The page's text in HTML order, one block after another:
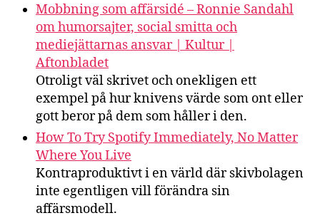
Mobbning som affärsidé – Ronnie Sandahl
om humorsajter, social smitta och
mediejättarnas ansvar | Kultur |
Aftonbladet
Otroligt väl skrivet och onekligen ett
exempel på hur knivens värde som ont eller
gott beror på dem som håller i den.
How To Try Spotify Immediately, No Matter
Where You Live
Kontraproduktivt i en värld där skivbolagen
inte egentligen vill förändra sin
affärsmodell.